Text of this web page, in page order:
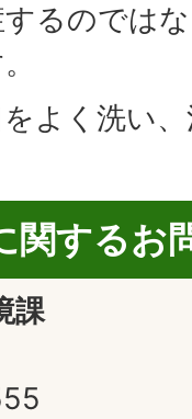
るのでは
よく洗い
関するお
課